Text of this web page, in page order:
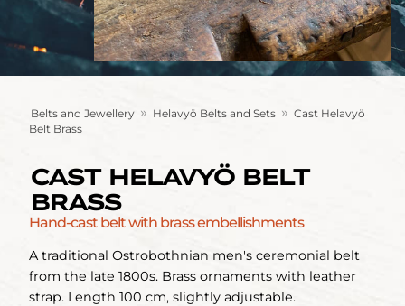
Belts and Jewellery » Helavyö Belts and Sets » Cast Helavyö
Belt Brass
CAST HELAVYÖ BELT
BRASS
Hand-cast belt with brass embellishments
A traditional Ostrobothnian men's ceremonial belt
from the late 1800s. Brass ornaments with leather
strap. Length 100 cm, slightly adjustable.